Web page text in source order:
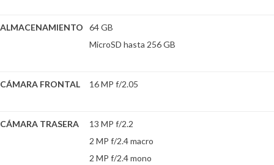
ALMACENAMIENTO
64 GB
MicroSD hasta 256 GB
CÁMARA FRONTAL 16 MP f/2.05
CÁMARA TRASERA
13 MP f/2.2
2 MP f/2.4 macro
2 MP f/2.4 mono